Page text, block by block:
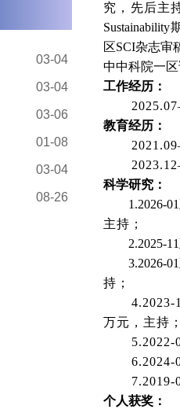
03-04
03-04
03-06
01-08
03-04
08-26
究，先后主
Sustainability
区SCI杂志审
中中科院一
工作经历：
教育经历：
科学研究：
1.2026-
主持；
2.2025-
3.2026-
持；
4.2023-
万元，主持
5.2022-
6.2024-
7.2019-
个人获奖：